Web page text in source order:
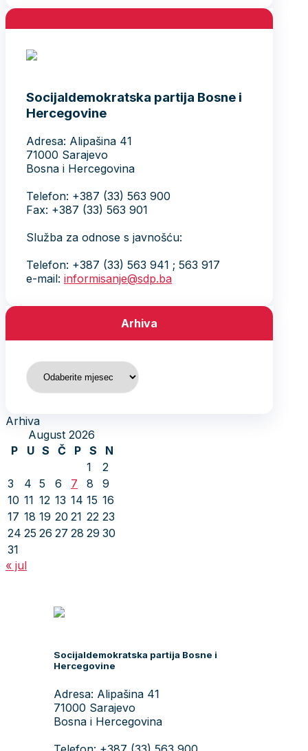
Socijaldemokratska partija Bosne i
Hercegovine
Adresa: Alipašina 41
71000 Sarajevo
Bosna i Hercegovina
Telefon: +387 (33) 563 900
Fax: +387 (33) 563 901
Služba za odnose s javnošću:
Telefon: +387 (33) 563 941 ; 563 917
e-mail: informisanje@sdp.ba
Arhiva
Arhiva
Arhiva
August 2026
P
U S Č P S
N
1
2
3
4 5 6 7 8
9
10 11 12 13 14 15 16
17 18 19 20 21 22 23
24 25 26 27 28 29 30
31
« jul
Socijaldemokratska partija Bosne i
Hercegovine
Adresa: Alipašina 41
71000 Sarajevo
Bosna i Hercegovina